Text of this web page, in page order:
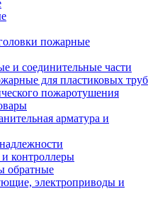
пожарные
и соединительные части
для пластиковых труб
пожаротушения
арматура и
контроллеры
обратные
электроприводы и